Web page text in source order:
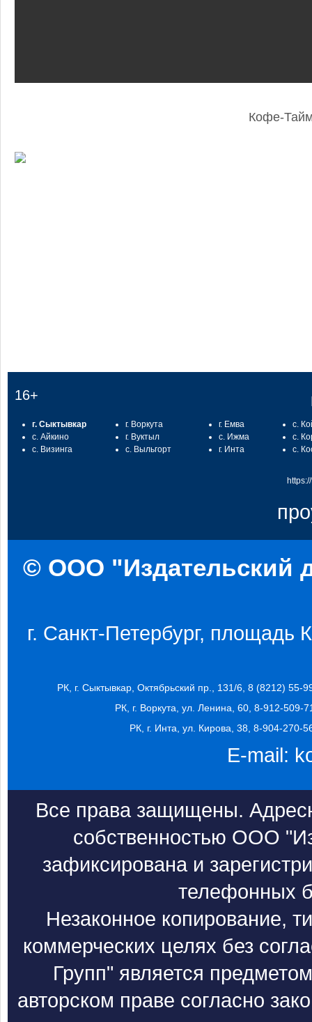
Кофе-
16+
г. Сыктывкар
с. Айкино
с. Визинга
г. Воркута
г. Вуктыл
с. Выльгорт
г. Емва
с. Ижма
г. Инта
с.
с.
с.
© ООО "Издательский
г. Санкт-Петербург, площадь
РК, г. Сыктывкар, Октябрьский пр., 131/6, 8 (8212) 55-
РК, г. Воркута, ул. Ленина, 60, 8-912-509-
РК, г. Инта, ул. Кирова, 38, 8-904-270-
E-mail:
Все права защищены.
собственностью ООО
зафиксирована и
телефонных
Незаконное копирование,
коммерческих целях без
Групп" является
авторском праве согласно